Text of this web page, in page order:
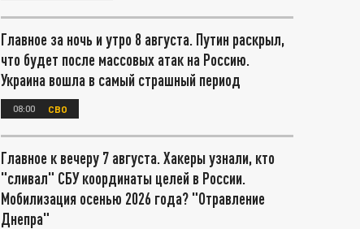
Главное за ночь и утро 8 августа. Путин раскрыл,
что будет после массовых атак на Россию.
Украина вошла в самый страшный период
08:00 СВО
Главное к вечеру 7 августа. Хакеры узнали, кто
"сливал" СБУ координаты целей в России.
Мобилизация осенью 2026 года? "Отравление
Днепра"